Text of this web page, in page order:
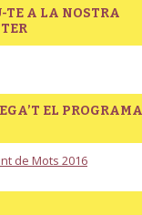
TE A LA NOSTRA
EL PROGRAMA
de Mots 2016